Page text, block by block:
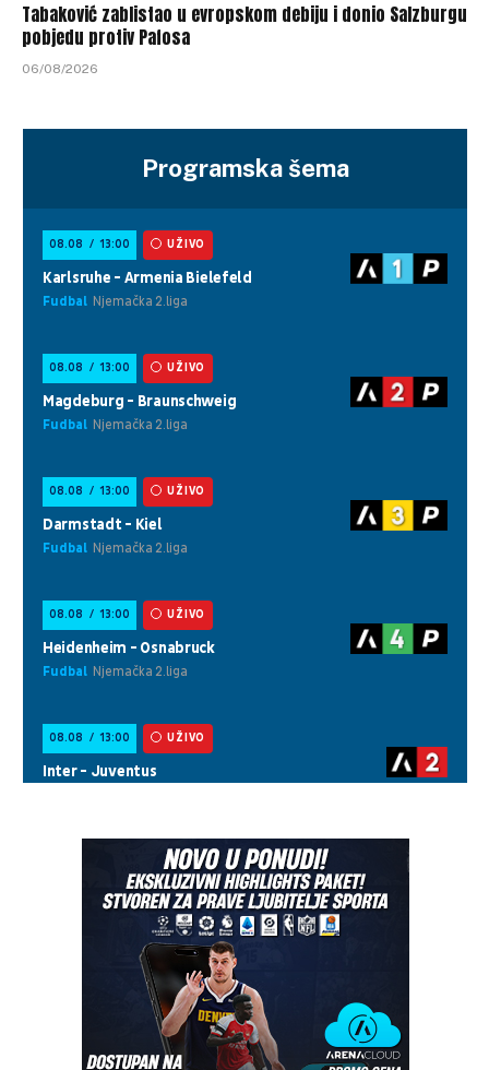
Tabaković zablistao u evropskom debiju i donio Salzburgu
pobjedu protiv Pafosa
06/08/2026
Programska šema